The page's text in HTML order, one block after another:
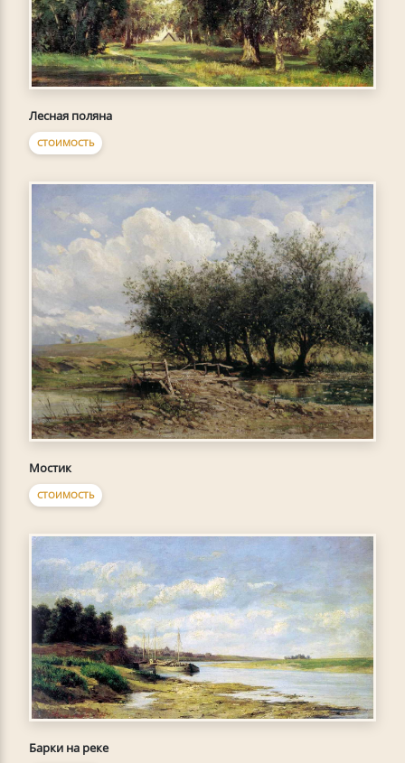
Лесная поляна
СТОИМОСТЬ
Мостик
СТОИМОСТЬ
Барки на реке